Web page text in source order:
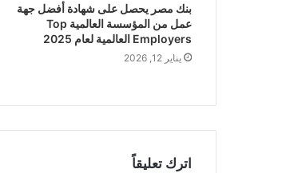
بنك مصر يحصل على شهادة أفضل جهة
عمل من المؤسسة العالمية Top
Employers العالمية لعام 2025
يناير 12, 2026
اترك تعليقاً